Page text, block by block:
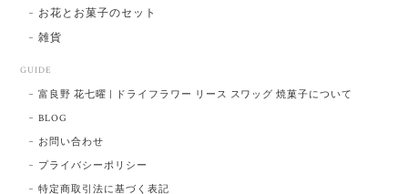
お花とお菓子のセット
雑貨
GUIDE
富良野 花七曜 | ドライフラワー リース スワッグ 焼菓子について
BLOG
お問い合わせ
プライバシーポリシー
特定商取引法に基づく表記